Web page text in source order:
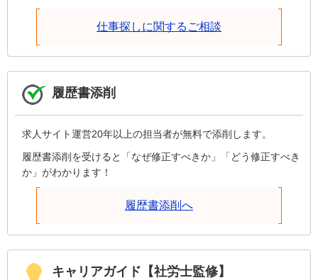
仕事探しに関するご相談
履歴書添削
求人サイト運営20年以上の担当者が無料で添削します。
履歴書添削を受けると「なぜ修正すべきか」「どう修正すべき
か」がわかります！
履歴書添削へ
キャリアガイド【社労士監修】